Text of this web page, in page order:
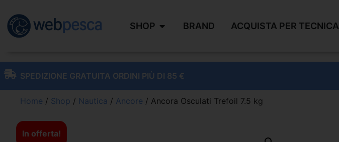
SHOP BRAND ACQUISTA PER TECNICA
SPEDIZIONE GRATUITA ORDINI PIÙ DI 85 €
Home / Shop / Nautica / Ancore / Ancora Osculati Trefoil 7.5 kg
In offerta!